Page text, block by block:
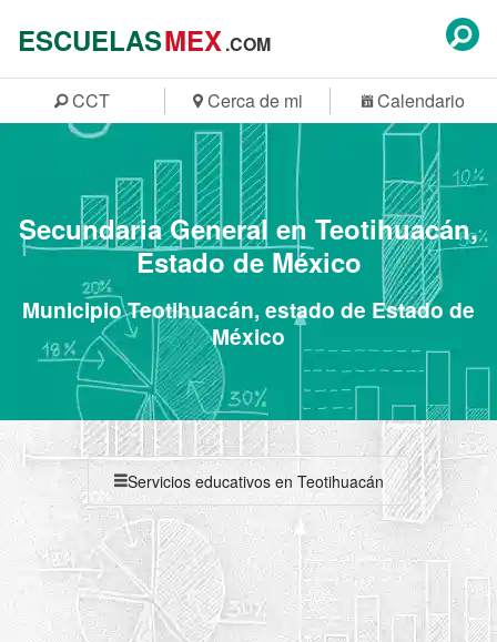
ESCUELASMEX.COM
CCT Cerca de mi Calendario
Secundaria General en Teotihuacán,
Estado de México
Municipio Teotihuacán, estado de Estado de
México
Servicios educativos en Teotihuacán